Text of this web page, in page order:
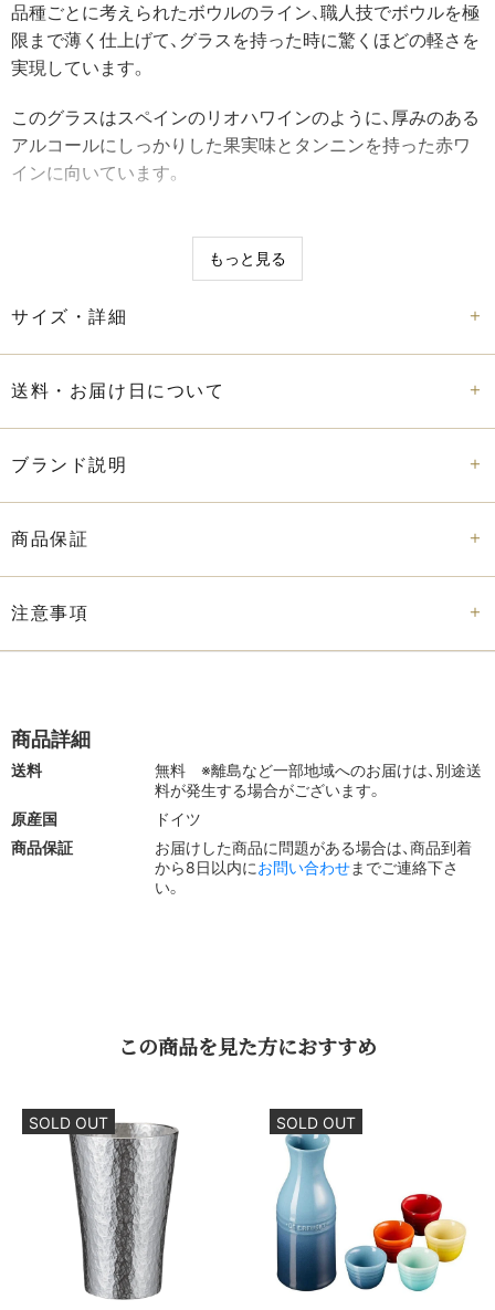
品種ごとに考えられたボウルのライン、職人技でボウルを極
限まで薄く仕上げて、グラスを持った時に驚くほどの軽さを
実現しています。
このグラスはスペインのリオハワインのように、厚みのある
アルコールにしっかりした果実味とタンニンを持った赤ワ
インに向いています。
もっと見る
サイズ・詳細
送料・お届け日について
ブランド説明
商品保証
注意事項
商品詳細
送料 無料
※離島など一部地域へのお届けは、別途送
料が発生する場合がございます。
原産国
ドイツ
商品保証
お届けした商品に問題がある場合は、商品到着
から8日以内にお問い合わせまでご連絡下さ
い。
この​商品を​見た方に​おすすめ
SOLD OUT SOLD OUT